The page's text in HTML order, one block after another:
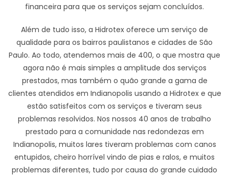
financeira para que os serviços sejam concluídos.
Além de tudo isso, a Hidrotex oferece um serviço de
qualidade para os bairros paulistanos e cidades de São
Paulo. Ao todo, atendemos mais de 400, o que mostra que
agora não é mais simples a amplitude dos serviços
prestados, mas também o quão grande a gama de
clientes atendidos em Indianopolis usando a Hidrotex e que
estão satisfeitos com os serviços e tiveram seus
problemas resolvidos. Nos nossos 40 anos de trabalho
prestado para a comunidade nas redondezas em
Indianopolis, muitos lares tiveram problemas com canos
entupidos, cheiro horrível vindo de pias e ralos, e muitos
problemas diferentes, tudo por causa do grande cuidado